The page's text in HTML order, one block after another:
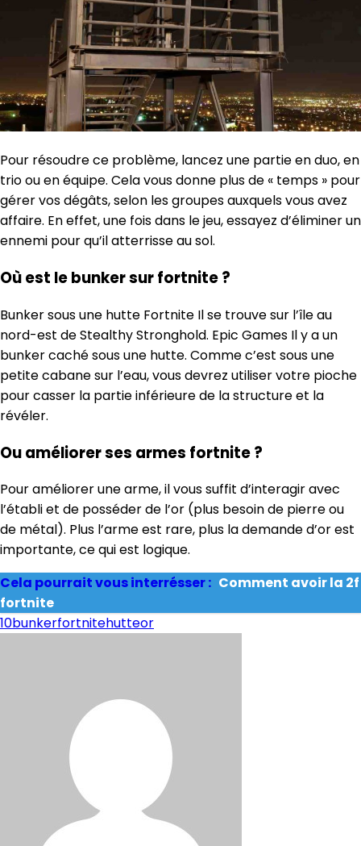
Pour résoudre ce problème, lancez une partie en duo, en
trio ou en équipe. Cela vous donne plus de « temps » pour
gérer vos dégâts, selon les groupes auxquels vous avez
affaire. En effet, une fois dans le jeu, essayez d’éliminer un
ennemi pour qu’il atterrisse au sol.
Où est le bunker sur fortnite ?
Bunker sous une hutte Fortnite Il se trouve sur l’île au
nord-est de Stealthy Stronghold. Epic Games Il y a un
bunker caché sous une hutte. Comme c’est sous une
petite cabane sur l’eau, vous devrez utiliser votre pioche
pour casser la partie inférieure de la structure et la
révéler.
Ou améliorer ses armes fortnite ?
Pour améliorer une arme, il vous suffit d’interagir avec
l’établi et de posséder de l’or (plus besoin de pierre ou
de métal). Plus l’arme est rare, plus la demande d’or est
importante, ce qui est logique.
Cela pourrait vous interrésser : Comment avoir la 2f
fortnite
10bunkerfortnitehutteor